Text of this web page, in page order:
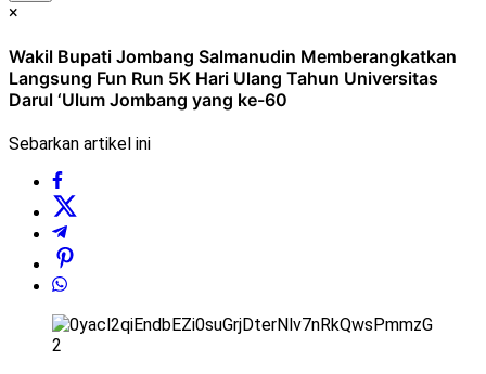
×
Wakil Bupati Jombang Salmanudin Memberangkatkan
Langsung Fun Run 5K Hari Ulang Tahun Universitas
Darul ‘Ulum Jombang yang ke-60
Sebarkan artikel ini